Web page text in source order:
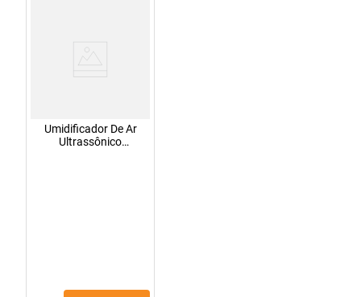
Umidificador De Ar
Ultrassônico